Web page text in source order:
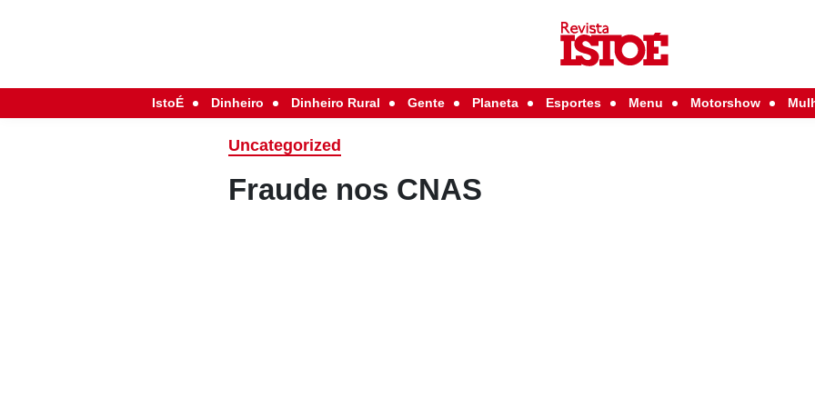
IstoÉ Dinheiro Dinheiro Rural Gente Planeta Esportes Menu Motorshow
Uncategorized
Fraude nos CNAS